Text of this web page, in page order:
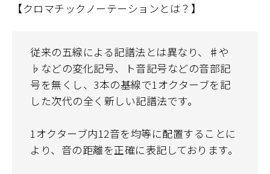
【クロマチックノーテーションとは？】
従来の五線による記譜法とは異なり、♯や
♭などの変化記号、ト音記号などの音部記
号を無くし、3本の基線で1オクターブを記
した次代の全く新しい記譜法です。
1オクターブ内12音を均等に配置することに
より、音の距離を正確に表記しております。